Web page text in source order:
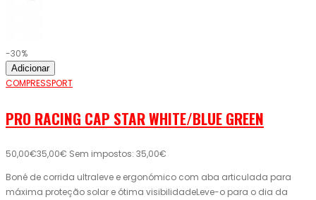
-30%
Adicionar
COMPRESSPORT
PRO RACING CAP STAR WHITE/BLUE GREEN
50,00€35,00€ Sem impostos: 35,00€
Boné de corrida ultraleve e ergonómico com aba articulada para
máxima proteção solar e ótima visibilidadeLeve-o para o dia da